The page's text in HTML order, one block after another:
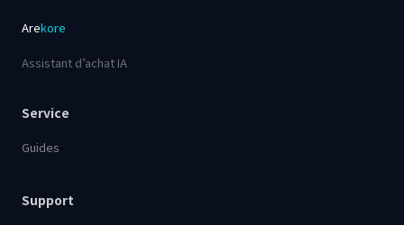
Arekore
Assistant d’achat IA
Service
Guides
Support